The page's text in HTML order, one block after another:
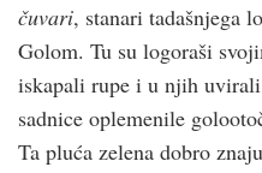
čuvari, stanari tadašnjega
Golom. Tu su logoraši
iskapali rupe i u njih
sadnice oplemenile
Ta pluća zelena dobro